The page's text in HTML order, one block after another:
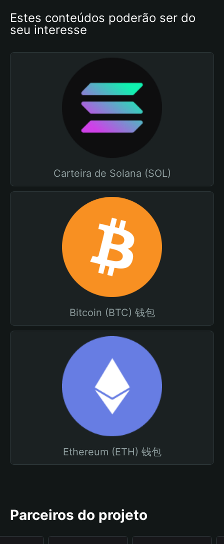
Estes conteúdos poderão ser do
seu interesse
Carteira de Solana (SOL)
Bitcoin (BTC) 钱包
Ethereum (ETH) 钱包
Parceiros do projeto